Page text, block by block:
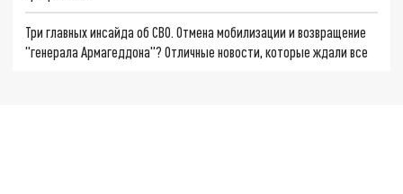
Три главных инсайда об СВО. Отмена мобилизации и возвращение
"генерала Армагеддона"? Отличные новости, которые ждали все